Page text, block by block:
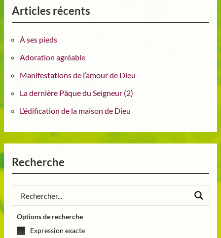
Articles récents
À ses pieds
Adoration agréable
Manifestations de l’amour de Dieu
La dernière Pâque du Seigneur (2)
L’édification de la maison de Dieu
Recherche
Options de recherche
Expression exacte